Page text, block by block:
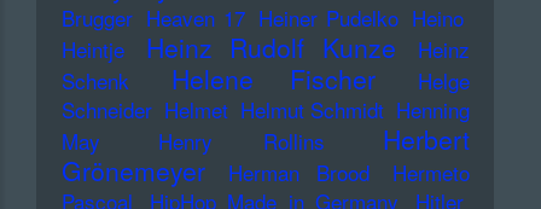
Brugger Heaven 17 Heiner Pudelko Heino
Heintje
Heinz Rudolf Kunze
Heinz
Schenk
Helene Fischer
Helge
Schneider Helmet Helmut Schmidt Henning
May
Henry Rollins
Herbert
Grönemeyer
Herman Brood
Hermeto
Pascoal
HipHop Made in Germany
Hitler